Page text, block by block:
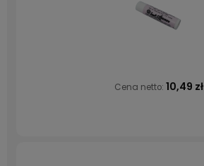
Cena netto: 10,49 zł